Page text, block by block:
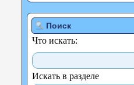
Поиск
Что искать:
Искать в разделе